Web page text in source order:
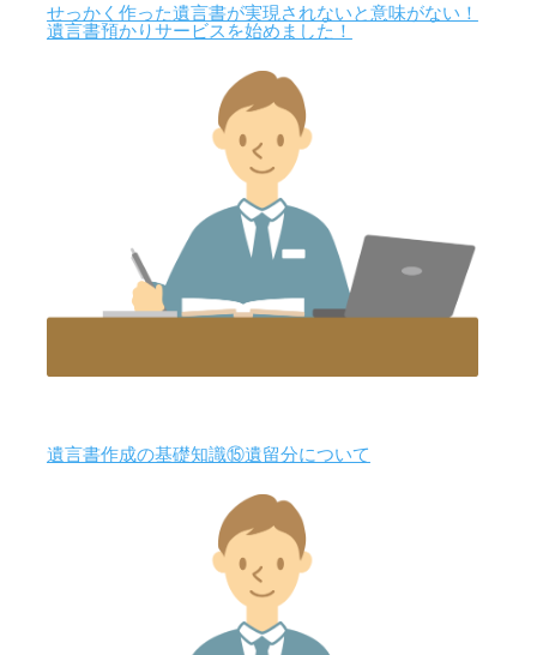
せっかく作った遺言書が実現されないと意味がない！
遺言書預かりサービスを始めました！
遺言書作成の基礎知識⑮遺留分について